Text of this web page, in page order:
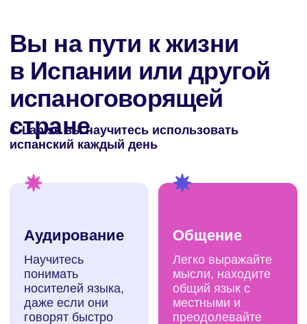
Общая стоимость занятий — 26 990₽
Cкидка 15% на первый месяц
12 занятий/месяц
Общая стоимость занятий — 36 990₽